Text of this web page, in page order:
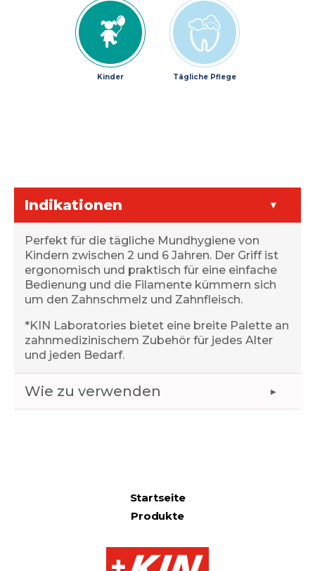
Kinder Tägliche Pflege
Indikationen
Perfekt für die tägliche Mundhygiene von
Kindern zwischen 2 und 6 Jahren. Der Griff ist
ergonomisch und praktisch für eine einfache
Bedienung und die Filamente kümmern sich
um den Zahnschmelz und Zahnfleisch.
*KIN Laboratories bietet eine breite Palette an
zahnmedizinischem Zubehör für jedes Alter
und jeden Bedarf.
Wie zu verwenden
Startseite
Produkte